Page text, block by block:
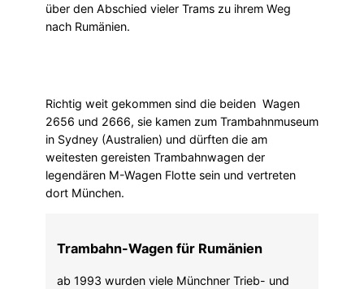
über den Abschied vieler Trams zu ihrem Weg
nach Rumänien.
Richtig weit gekommen sind die beiden Wagen
2656 und 2666, sie kamen zum Trambahnmuseum
in Sydney (Australien) und dürften die am
weitesten gereisten Trambahnwagen der
legendären M-Wagen Flotte sein und vertreten
dort München.
Trambahn-Wagen für Rumänien
ab 1993 wurden viele Münchner Trieb- und